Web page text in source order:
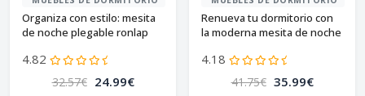
Organiza con estilo: mesita
de noche plegable ronlap
4.82
32.57€ 24.99€
Renueva tu dormitorio con
la moderna mesita de noche
4.18
41.75€ 35.99€